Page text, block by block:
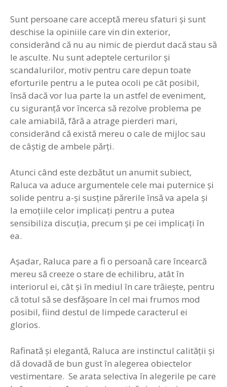
Sunt persoane care acceptă mereu sfaturi și sunt
deschise la opiniile care vin din exterior,
considerând că nu au nimic de pierdut dacă stau să
le asculte. Nu sunt adeptele certurilor și
scandalurilor, motiv pentru care depun toate
eforturile pentru a le putea ocoli pe cât posibil,
însă dacă vor lua parte la un astfel de eveniment,
cu siguranță vor încerca să rezolve problema pe
cale amiabilă, fără a atrage pierderi mari,
considerând că există mereu o cale de mijloc sau
de câștig de ambele părți.
Atunci când este dezbătut un anumit subiect,
Raluca va aduce argumentele cele mai puternice și
solide pentru a-și susține părerile însă va apela și
la emoțiile celor implicați pentru a putea
sensibiliza discuția, precum și pe cei implicați în
ea.
Așadar, Raluca pare a fi o persoană care încearcă
mereu să creeze o stare de echilibru, atât în
interiorul ei, cât și în mediul în care trăiește, pentru
că totul să se desfășoare în cel mai frumos mod
posibil, fiind destul de limpede caracterul ei
glorios.
Rafinată şi elegantă, Raluca are instinctul calităţii şi
dă dovadă de bun gust în alegerea obiectelor
vestimentare. Se arata selectiva în alegerile pe care